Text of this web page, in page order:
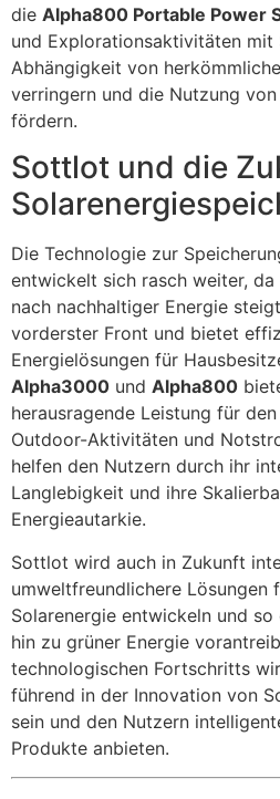
die Alpha800 Portable Power
und Explorationsaktivitäten
Abhängigkeit von
verringern und die Nutzung
fördern.
Sottlot und die
Die Technologie zur
entwickelt sich rasch weiter,
nach nachhaltiger Energie
vorderster Front und bietet
Energielösungen für
Alpha3000 und Alpha800
herausragende Leistung für
Outdoor-Aktivitäten und
helfen den Nutzern durch ihr
Langlebigkeit und ihre
Energieautarkie.
Sottlot wird auch in Zukunft
umweltfreundlichere Lösungen
Solarenergie entwickeln und
hin zu grüner Energie
technologischen Fortschritts
führend in der Innovation von
sein und den Nutzern
Produkte anbieten.